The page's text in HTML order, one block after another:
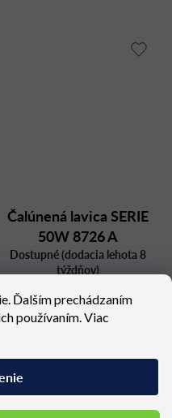
Ďalším prechádzaním
používaním. Viac
Čalúnená lavica SERIE
50W 8726 A
Dostupné (dodacia lehota 8
týždňov)
1 814,25 €